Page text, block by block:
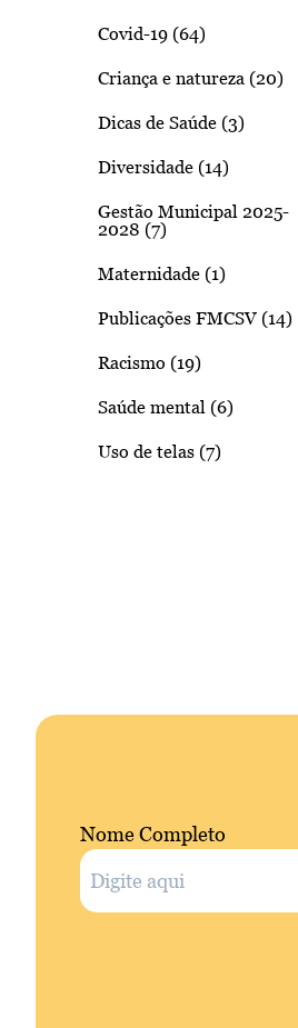
Covid-19 (64)
Criança e natureza (20)
Dicas de Saúde (3)
Diversidade (14)
Gestão Municipal 2025-
2028 (7)
Maternidade (1)
Publicações FMCSV (14)
Racismo (19)
Saúde mental (6)
Uso de telas (7)
Nome Completo